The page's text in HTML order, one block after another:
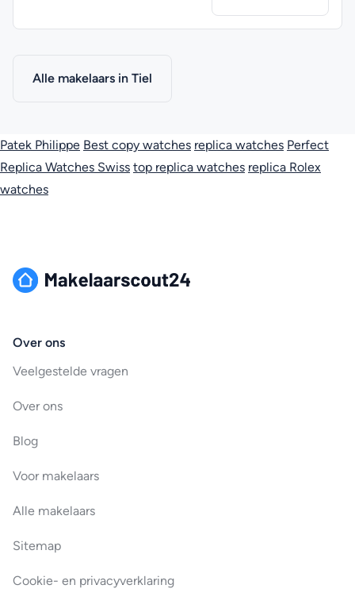
Alle makelaars in Tiel
Patek Philippe Best copy watches replica watches Perfect
Replica Watches Swiss top replica watches replica Rolex
watches
Over ons
Veelgestelde vragen
Over ons
Blog
Voor makelaars
Alle makelaars
Sitemap
Cookie- en privacyverklaring